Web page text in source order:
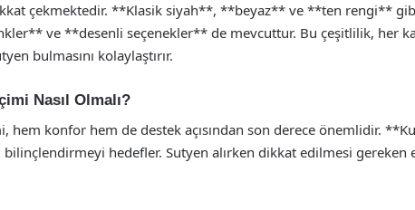
çekmektedir. **Klasik siyah**, **beyaz** ve **ten rengi**
ve **desenli seçenekler** de mevcuttur. Bu çeşitlilik, her
bulmasını kolaylaştırır.
Nasıl Olmalı?
hem konfor hem de destek açısından son derece önemlidir.
bilinçlendirmeyi hedefler. Sutyen alırken dikkat edilmesi